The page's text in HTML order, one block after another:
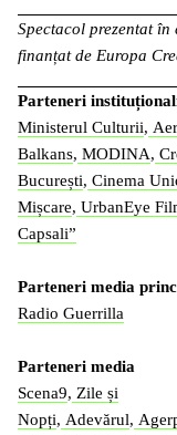
Spectacol prezentat
finanțat de Europa
Parteneri
Ministerul Culturii,
Balkans, MODINA,
București, Cinema
Mișcare, UrbanEye
Capsali”
Parteneri media
Radio Guerrilla
Parteneri media
Scena9, Zile și
Nopți, Adevărul,